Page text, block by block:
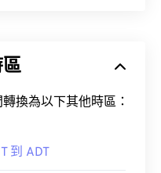
換為以下其他時區：
到 ADT